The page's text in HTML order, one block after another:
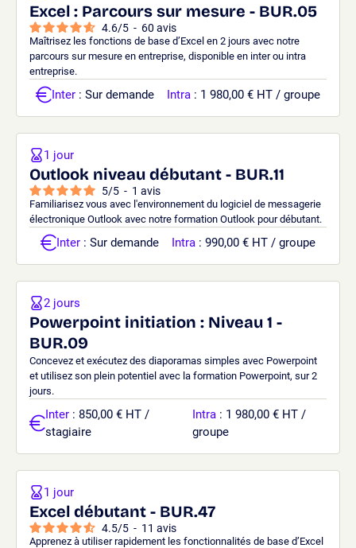
Excel : Parcours sur mesure - BUR.05
4.6/5 - 60 avis
Maîtrisez les fonctions de base d’Excel en 2 jours avec notre
parcours sur mesure en entreprise, disponible en inter ou intra
entreprise.
Inter : Sur demande Intra : 1 980,00 € HT / groupe
Outlook niveau débutant - BUR.11
5/5 - 1 avis
Familiarisez vous avec l'environnement du logiciel de messagerie
électronique Outlook avec notre formation Outlook pour débutant.
1 jour
Inter : Sur demande Intra : 990,00 € HT / groupe
Powerpoint initiation : Niveau 1 -
BUR.09
Concevez et exécutez des diaporamas simples avec Powerpoint
et utilisez son plein potentiel avec la formation Powerpoint, sur 2
jours.
2 jours
Inter : 850,00 € HT /
stagiaire
Intra : 1 980,00 € HT /
groupe
Excel débutant - BUR.47
4.5/5 - 11 avis
Apprenez à utiliser rapidement les fonctionnalités de base d’Excel
1 jour